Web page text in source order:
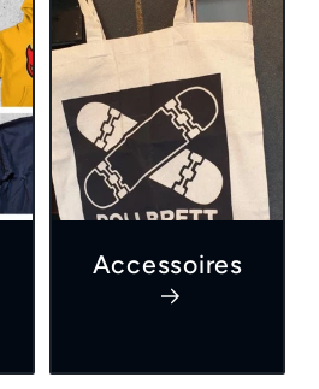
Accessoires